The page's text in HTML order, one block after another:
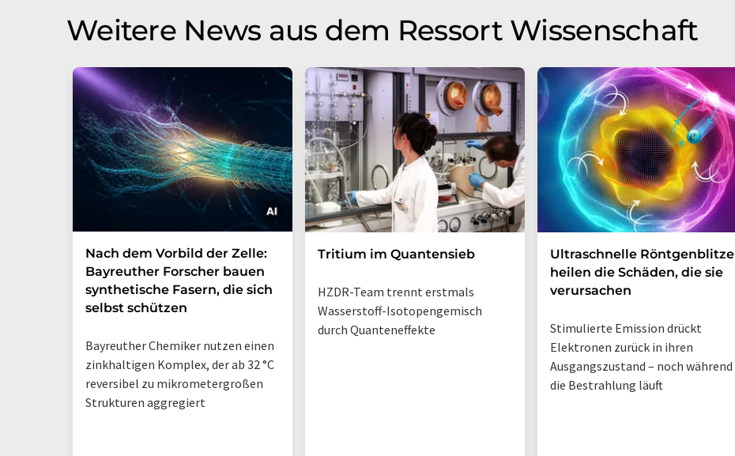
Weitere News aus dem Ressort Wissenschaft
Nach dem Vorbild der Zelle:
Bayreuther Forscher bauen
synthetische Fasern, die sich
selbst schützen
Bayreuther Chemiker nutzen einen
zinkhaltigen Komplex, der ab 32 °C
reversibel zu mikrometergroßen
Strukturen aggregiert
Tritium im Quantensieb
HZDR-Team trennt erstmals
Wasserstoff-Isotopengemisch
durch Quanteneffekte
Ultraschnelle Röntgenblitze
heilen die Schäden, die sie
verursachen
Stimulierte Emission drückt
Elektronen zurück in ihren
Ausgangszustand – noch während
die Bestrahlung läuft